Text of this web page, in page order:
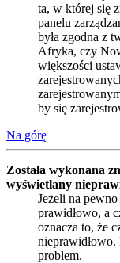
ta, w której się
panelu
była zgodna z
Afryka, czy
większości
by się
Na górę
Została wykonana
wyświetlany
Jeżeli na pewno
prawidłowo, a
oznacza to, że
problem.